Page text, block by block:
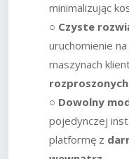
minimalizując
○ Czyste
uruchomienie
maszynach
○ Dowolny
pojedynczej
platformę z